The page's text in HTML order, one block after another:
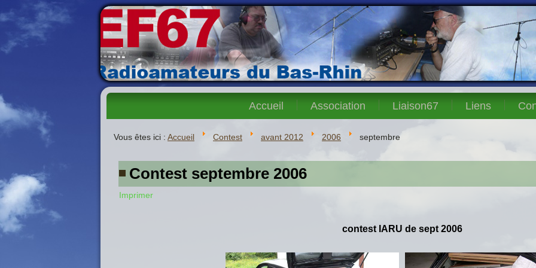
Accueil Association Liaison67 Liens
Vous êtes ici : Accueil Contest avant 2012 2006 septembre
Contest septembre 2006
Imprimer
contestIARU de sept 2006